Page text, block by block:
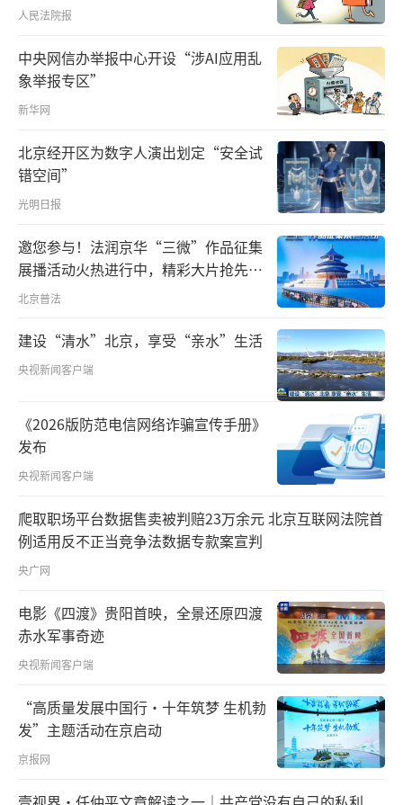
去年釜山会晤，习近平主席提出的“大
船”之喻给世人留下深刻印象。作为“掌舵
人”，元首外交的战略引领，在大国关系中
的“定盘星”作用更加凸显。
此刻，面对习近平主席，特朗普总统再次
表示：“我们将共同拥有光明的未来。我非常
尊重中国，也非常尊重您作为领导人取得的成
就。我对所有人都这样说，您是一位出色的领
导人，我坚持这一评价，因为这是事实。”
超过2个小时的深入会谈后，一个重要表
述，迅速占领了世界各大媒体的头条：双方将
构建“中美建设性战略稳定关系”作为中美关
系新定位，为未来3年乃至更长时间的中美关系
提供战略指引。
何为“建设性战略稳定”？
争有度的良性稳定，应该是分歧可控的常态稳
定，应该是和平可期的持久稳定。”
和而不同、求同存异，这一大国关系新定
位，饱含智慧、彰显担当。
人们注意到，10多家美国知名企业的高管
随团访华，苹果公司、英伟达公司、特斯拉公
人民法院报
中央网信办举报中心开设“涉AI应用乱
象举报专区”
新华网
北京经开区为数字人演出划定“安全试
错空间”
光明日报
邀您参与！法润京华“三微”作品征集
展播活动火热进行中，精彩大片抢先看
～
北京普法
建设“清水”北京，享受“亲水”生活
央视新闻客户端
《2026版防范电信网络诈骗宣传手册》
发布
央视新闻客户端
爬取职场平台数据售卖被判赔23万余元 北京互联网法院首
例适用反不正当竞争法数据专款案宣判
央广网
电影《四渡》贵阳首映，全景还原四渡
赤水军事奇迹
央视新闻客户端
“高质量发展中国行·十年筑梦 生机勃
发”主题活动在京启动
京报网